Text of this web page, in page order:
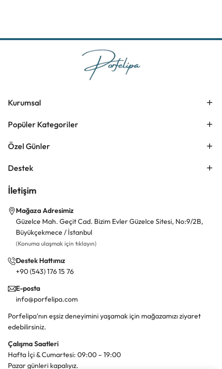
Kurumsal
Popüler Kategoriler
Özel Günler
Destek
İletişim
Mağaza Adresimiz
Güzelce Mah. Geçit Cad. Bizim Evler Güzelce Sitesi, No:9/2B,
Büyükçekmece / İstanbul
(Konuma ulaşmak için tıklayın)
Destek Hattımız
+90 (543) 176 15 76
E-posta
info@porfelipa.com
Porfelipa'nın eşsiz deneyimini yaşamak için mağazamızı ziyaret
edebilirsiniz.
Çalışma Saatleri
Hafta İçi & Cumartesi: 09:00 – 19:00
Pazar günleri kapalıyız.